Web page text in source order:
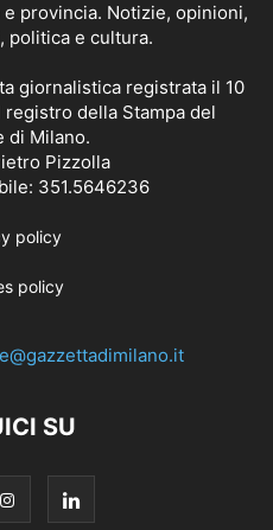
provincia. Notizie, opinioni,
politica e cultura.
giornalistica registrata il 10
della Stampa del
di Milano.
Pizzolla
351.5646236
policy
policy
SU